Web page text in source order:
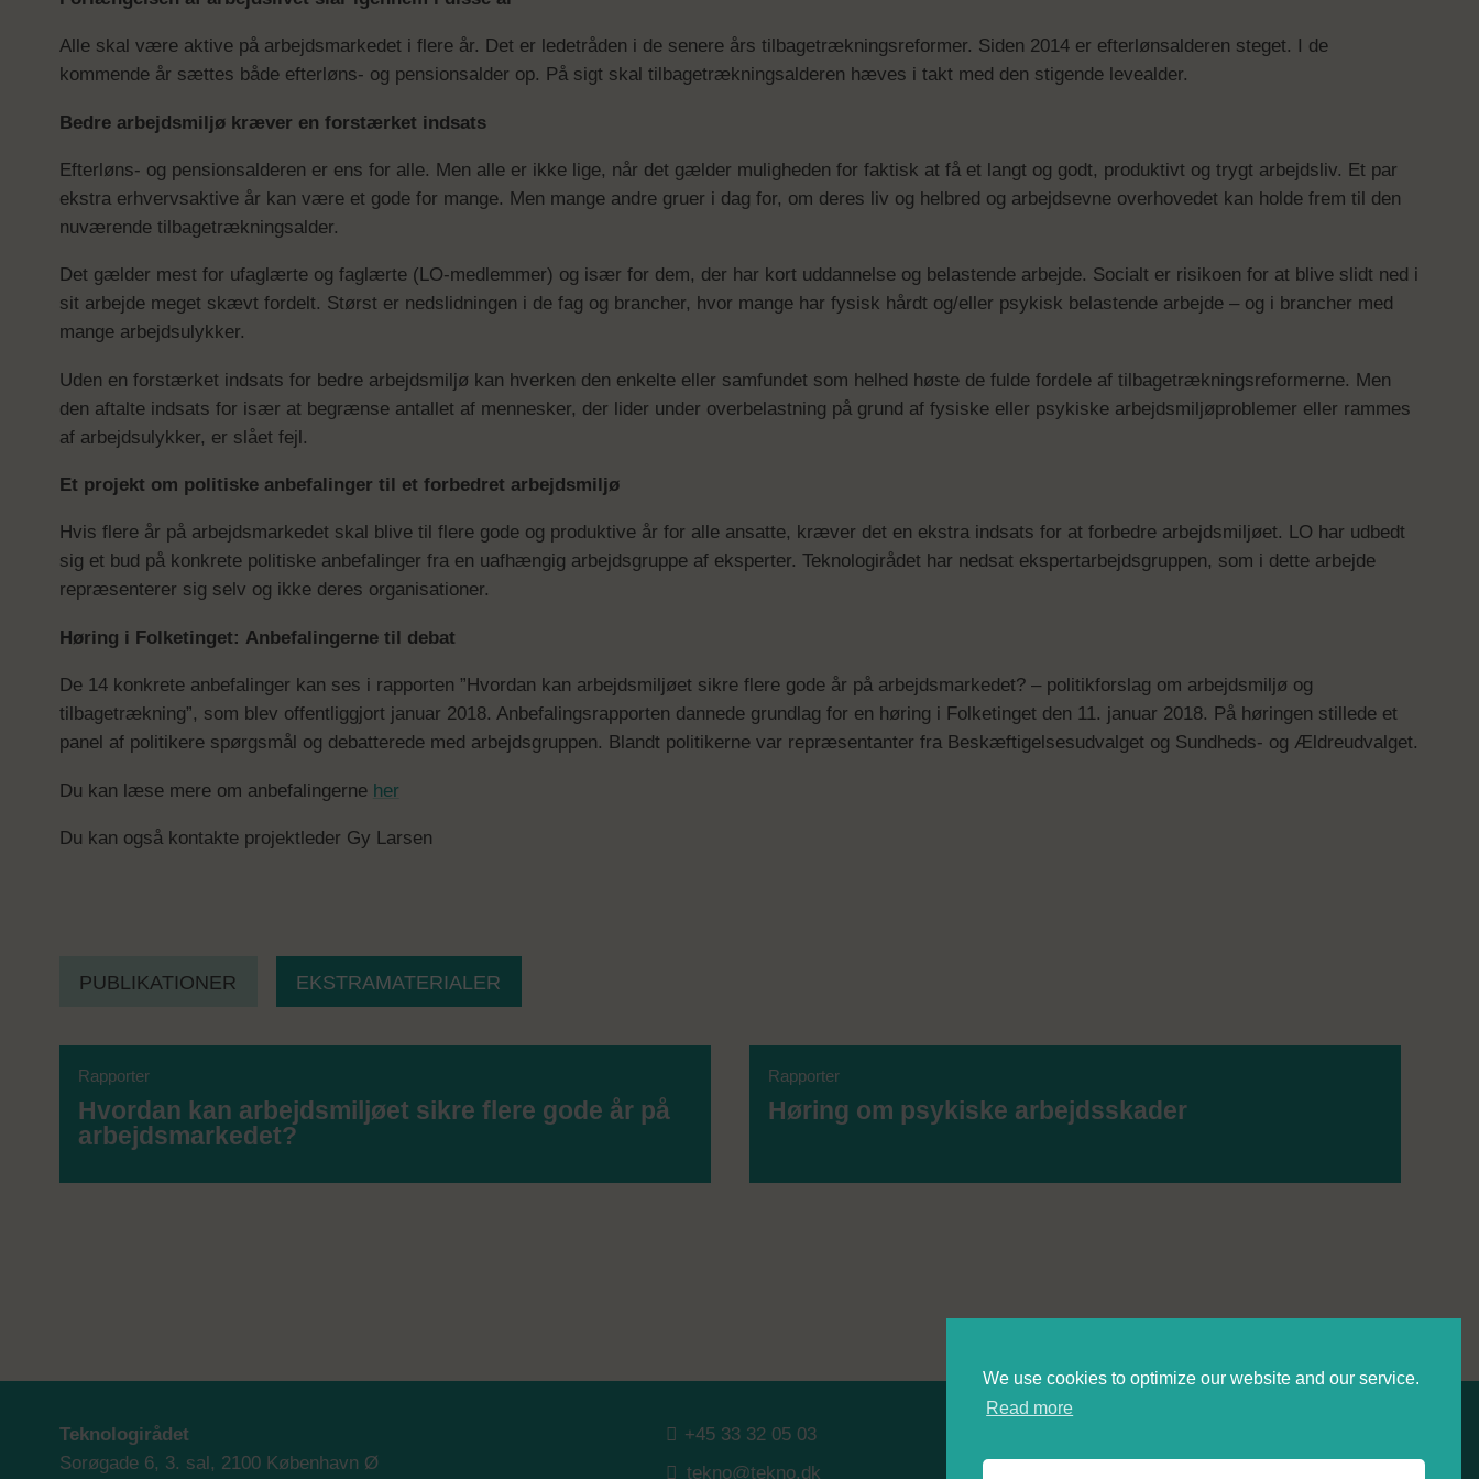
Alle skal være aktive på arbejdsmarkedet i flere år. Det er ledetråden i de senere års tilbagetrækningsreformer. Siden 2014 er efterlønsalderen steget. I de
kommende år sættes både efterløns- og pensionsalder op. På sigt skal tilbagetrækningsalderen hæves i takt med den stigende levealder.
Bedre arbejdsmiljø kræver en forstærket indsats
Efterløns- og pensionsalderen er ens for alle. Men alle er ikke lige, når det gælder muligheden for faktisk at få et langt og godt, produktivt og trygt arbejdsliv. Et par
ekstra erhvervsaktive år kan være et gode for mange. Men mange andre gruer i dag for, om deres liv og helbred og arbejdsevne overhovedet kan holde frem til den
nuværende tilbagetrækningsalder.
Det gælder mest for ufaglærte og faglærte (LO-medlemmer) og især for dem, der har kort uddannelse og belastende arbejde. Socialt er risikoen for at blive slidt ned i
sit arbejde meget skævt fordelt. Størst er nedslidningen i de fag og brancher, hvor mange har fysisk hårdt og/eller psykisk belastende arbejde – og i brancher med
mange arbejdsulykker.
Uden en forstærket indsats for bedre arbejdsmiljø kan hverken den enkelte eller samfundet som helhed høste de fulde fordele af tilbagetrækningsreformerne. Men
den aftalte indsats for især at begrænse antallet af mennesker, der lider under overbelastning på grund af fysiske eller psykiske arbejdsmiljøproblemer eller rammes
af arbejdsulykker, er slået fejl.
Et projekt om politiske anbefalinger til et forbedret arbejdsmiljø
Hvis flere år på arbejdsmarkedet skal blive til flere gode og produktive år for alle ansatte, kræver det en ekstra indsats for at forbedre arbejdsmiljøet. LO har udbedt
sig et bud på konkrete politiske anbefalinger fra en uafhængig arbejdsgruppe af eksperter. Teknologirådet har nedsat ekspertarbejdsgruppen, som i dette arbejde
repræsenterer sig selv og ikke deres organisationer.
Høring i Folketinget: Anbefalingerne til debat
De 14 konkrete anbefalinger kan ses i rapporten ”Hvordan kan arbejdsmiljøet sikre flere gode år på arbejdsmarkedet? – politikforslag om arbejdsmiljø og
tilbagetrækning”, som blev offentliggjort januar 2018. Anbefalingsrapporten dannede grundlag for en høring i Folketinget den 11. januar 2018. På høringen stillede et
panel af politikere spørgsmål og debatterede med arbejdsgruppen. Blandt politikerne var repræsentanter fra Beskæftigelsesudvalget og Sundheds- og Ældreudvalget.
Du kan læse mere om anbefalingerne her
Du kan også kontakte projektleder Gy Larsen
PUBLIKATIONER EKSTRAMATERIALER
Rapporter
Hvordan kan arbejdsmiljøet sikre flere gode år på
arbejdsmarkedet?
Rapporter
Høring om psykiske arbejdsskader
Teknologirådet
Sorøgade 6, 3. sal, 2100 København Ø
+45 33 32 05 03
tekno@tekno.dk
We use cookies to optimize our website and our service.
Read more